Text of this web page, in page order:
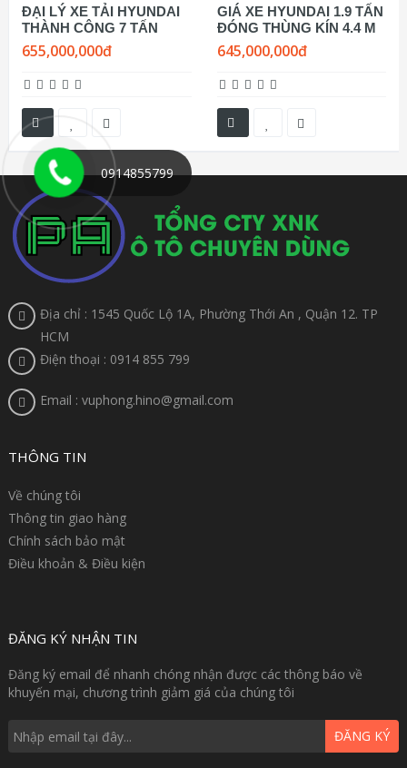
ĐẠI LÝ XE TẢI HYUNDAI
THÀNH CÔNG 7 TẤN
655,000,000đ
GIÁ XE HYUNDAI 1.9 TẤN
ĐÓNG THÙNG KÍN 4.4 M
645,000,000đ
Địa chỉ : 1545 Quốc Lộ 1A, Phường Thới An , Quận 12. TP
HCM
Điện thoại : 0914 855 799
Email : vuphong.hino@gmail.com
THÔNG TIN
Về chúng tôi
Thông tin giao hàng
Chính sách bảo mật
Điều khoản & Điều kiện
ĐĂNG KÝ NHẬN TIN
Đăng ký email để nhanh chóng nhận được các thông báo về
khuyến mại, chương trình giảm giá của chúng tôi
ĐĂNG KÝ
0914855799